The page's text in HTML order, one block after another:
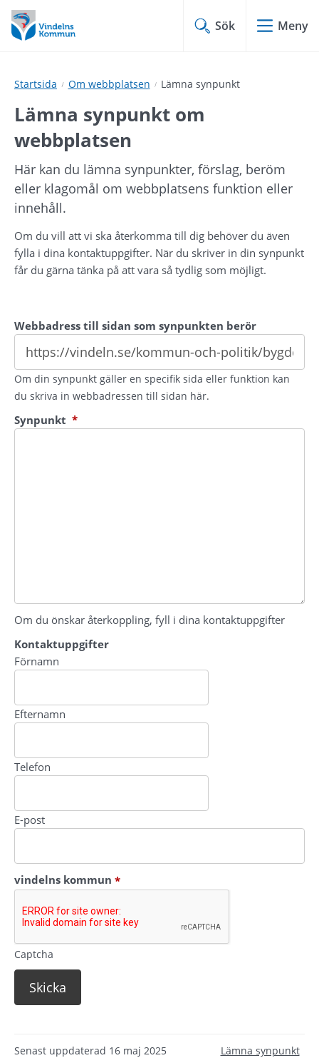
Hoppa
till
innehåll
Hoppa
till
undermeny
Sök Meny
Startsida Om webbplatsen Lämna synpunkt
Lämna synpunkt om
webbplatsen
Här kan du lämna synpunkter, förslag, beröm
eller klagomål om webbplatsens funktion eller
innehåll.
Om du vill att vi ska återkomma till dig behöver du även
fylla i dina kontaktuppgifter. När du skriver in din synpunkt
får du gärna tänka på att vara så tydlig som möjligt.
Webbadress till sidan som synpunkten berör
Om din synpunkt gäller en specifik sida eller funktion kan
du skriva in webbadressen till sidan här.
Synpunkt *(obligatorisk)
Om du önskar återkoppling, fyll i dina kontaktuppgifter
Kontaktuppgifter
Kontaktuppgifter
Förnamn
Efternamn
Telefon
E-post
vindelns kommun *(obligatorisk)
Captcha
Senast uppdaterad 16 maj 2025 Lämna synpunkt